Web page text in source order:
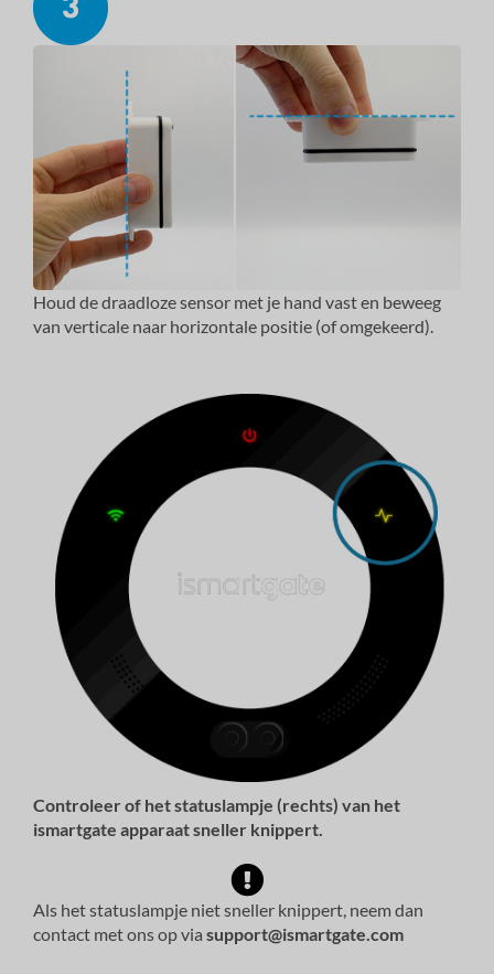
Houd de draadloze sensor met je hand vast en beweeg
van verticale naar horizontale positie (of omgekeerd).
Controleer of het statuslampje (rechts) van het
ismartgate apparaat sneller knippert.
Als het statuslampje niet sneller knippert, neem dan
contact met ons op via support@ismartgate.com